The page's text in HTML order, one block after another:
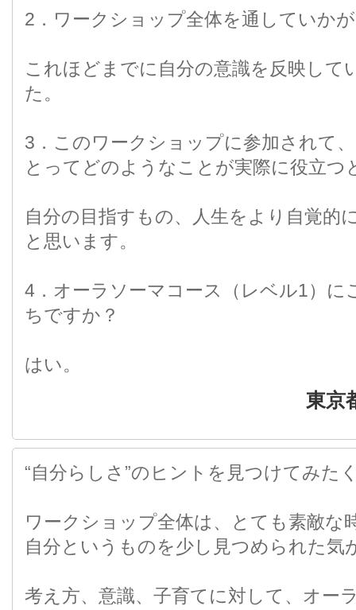
2．ワークショップ全体を通していか
これほどまでに自分の意識を反映して
た。
3．このワークショップに参加されて
とってどのようなことが実際に役立つ
自分の目指すもの、人生をより自覚的
と思います。
4．オーラソーマコース（レベル1）に
ちですか？
はい。
東京
“自分らしさ”のヒントを見つけてみた
ワークショップ全体は、とても素敵な
自分というものを少し見つめられた気
考え方、意識、子育てに対して、オー